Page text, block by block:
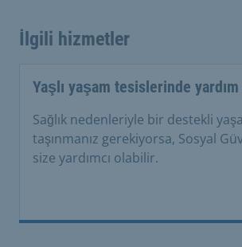
İlgili hizmetler
Yaşlı yaşam tesislerinde yardım
Sağlık nedenleriyle bir destekli
taşınmanız gerekiyorsa, Sosyal
size yardımcı olabilir.